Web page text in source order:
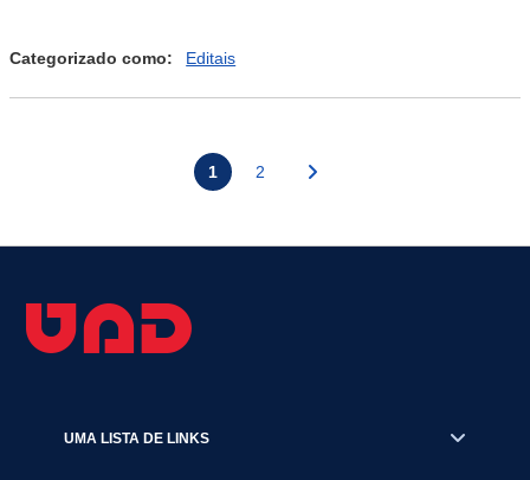
Categorizado como: Editais
1 2
UMA LISTA DE LINKS